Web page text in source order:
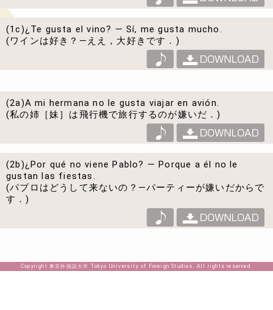
(1c)¿Te gusta el vino? — Sí, me gusta mucho.
(ワインは好き？―ええ，大好きです．)
(2a)A mi hermana no le gusta viajar en avión.
(私の姉［妹］は飛行機で旅行するのが嫌いだ．)
(2b)¿Por qué no viene Pablo? — Porque a él no le
gustan las fiestas.
(パブロはどうして来ないの？―パーティーが嫌いだからで
す．)
Copyright 東京外国語大学 Tokyo University of Foreign Studies. All rights reserved.